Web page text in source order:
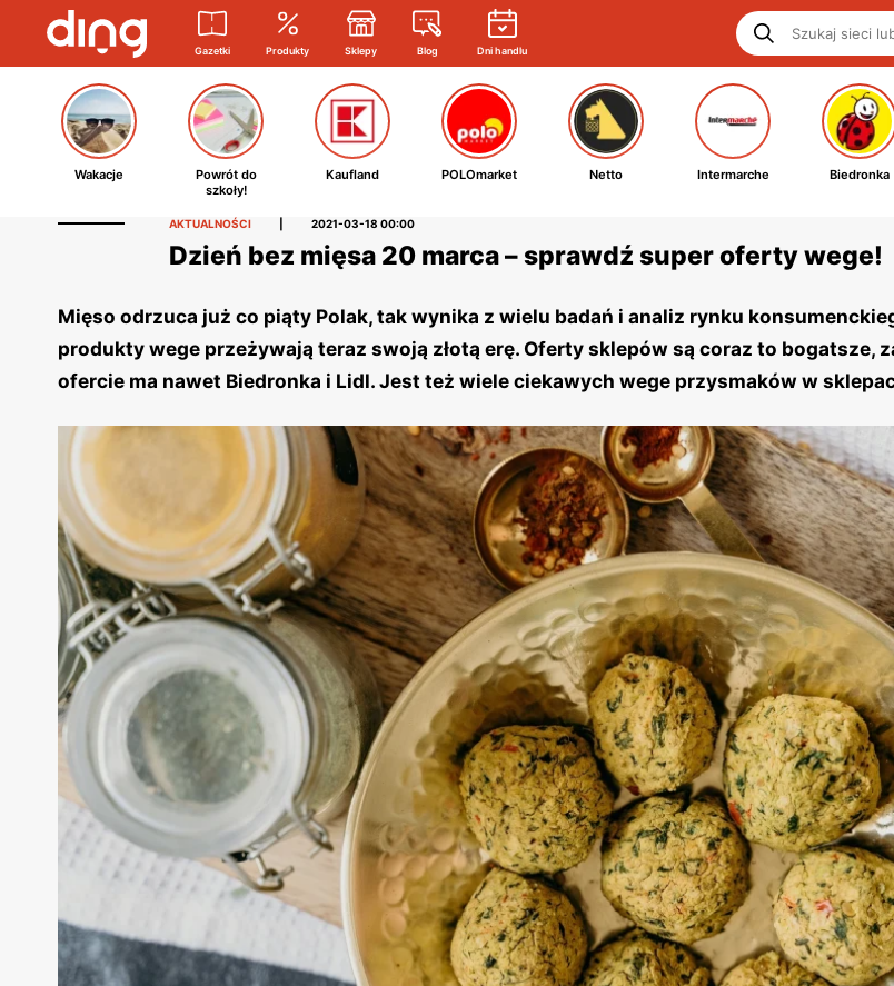
Gazetki Produkty Sklepy Blog Dni handlu
Wakacje
Powrót do
szkoły!
Kaufland POLOmarket Netto Intermarche Biedronka
AKTUALNOŚCI 2021-03-18 00:00
Dzień bez mięsa 20 marca – sprawdź super oferty wege!
Mięso odrzuca już co piąty Polak, tak wynika z wielu badań i analiz rynku
produkty wege przeżywają teraz swoją złotą erę. Oferty sklepów są coraz to bogatsze,
ofercie ma nawet Biedronka i Lidl. Jest też wiele ciekawych wege przysmaków w